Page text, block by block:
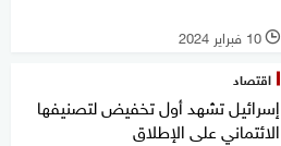
l 10 فبراير 2024
اقتصاد
إسرائيل تشهد أول تخفيض لتصنيفها
الائتماني على الإطلاق